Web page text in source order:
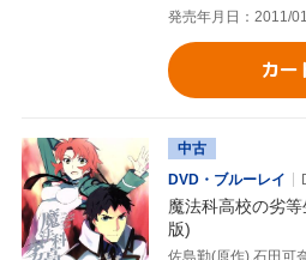
発売年月日：2011/
カー
中古
DVD・ブルーレイ
魔法科高校の劣
版)